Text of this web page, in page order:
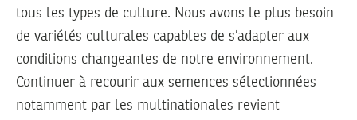
tous les types de culture. Nous avons le plus besoin
de variétés culturales capables de s’adapter aux
conditions changeantes de notre environnement.
Continuer à recourir aux semences sélectionnées
notamment par les multinationales revient